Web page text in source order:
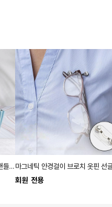
키밍 자동 암막 장마 장우양산 롱핸들 패션 모던 큰
회원 전용